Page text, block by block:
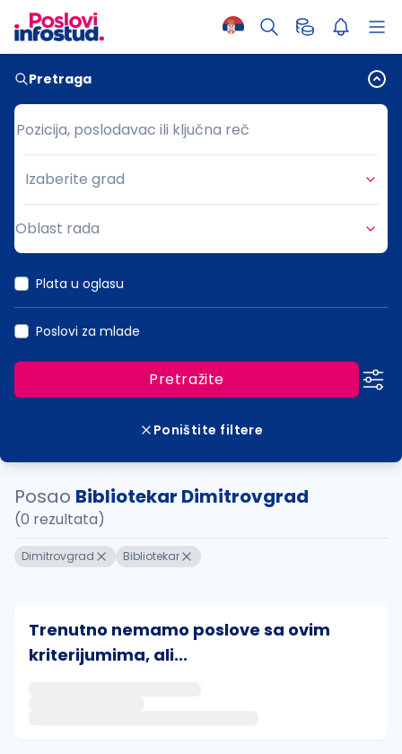
Pretraga
Pozicija, poslodavac ili ključna reč
Pozicija, poslodavac ili ključna reč
Grad
Izaberite grad
Oblast rada
Plata u oglasu
Poslovi za mlade
Pretražite
Poništite filtere
Posao Bibliotekar Dimitrovgrad
(0 rezultata)
Dimitrovgrad Bibliotekar
Trenutno nemamo poslove sa ovim
kriterijumima, ali...